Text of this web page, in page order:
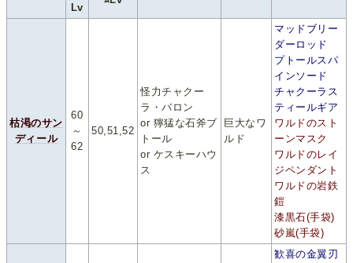
Lv
枯渇のサン
ディール
60
～
62
50,51,52
怪力チャクー
ラ・バロン
or 獰猛な石斧ブ
トール
or ケスキーハウ
ス
巨大なワ
ルド
マッドブリー
ダーロッド
プトールスパ
インソード
チャクーラス
ティールギア
ワルドのスト
ーンマスク
ワルドのレイ
ジペンダント
ワルドの岩鉄
鎧
漆黒石(手袋)
砂嵐(手袋)
歓喜の金翼刃